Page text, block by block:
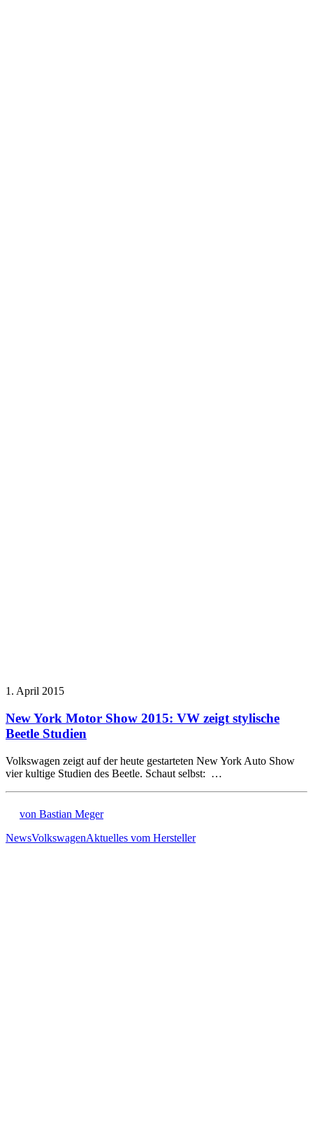
1. April 2015
New York Motor Show 2015: VW zeigt stylische
Beetle Studien
Volkswagen zeigt auf der heute gestarteten New York Auto Show
vier kultige Studien des Beetle. Schaut selbst: …
von Bastian Meger
NewsVolkswagenAktuelles vom Hersteller